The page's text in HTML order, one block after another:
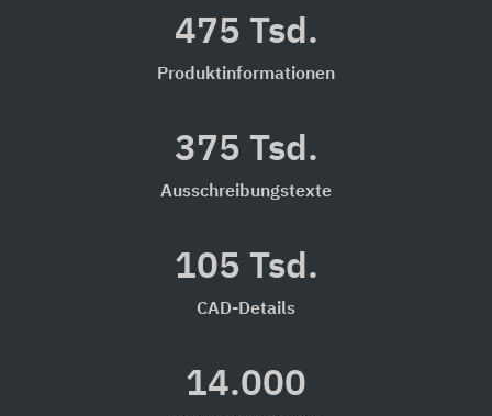
475 Tsd.
Produktinformationen
375 Tsd.
Ausschreibungstexte
105 Tsd.
CAD-Details
14.000